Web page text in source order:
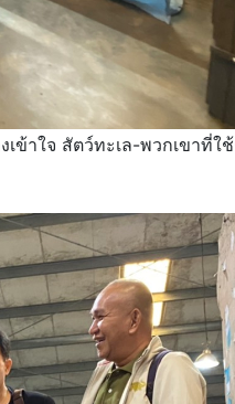
ข้าใจ สัตว์ทะเล-พวกเขาที่ใ